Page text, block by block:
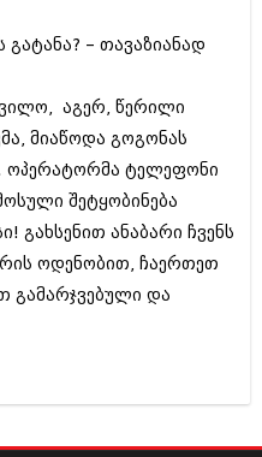
გატანა? – თავაზიანად
აგერ, წერილი
მიაწოდა გოგონას
ოპერატორმა ტელეფონი
შეტყობინება
გახსენით ანაბარი ჩვენს
ოდენობით, ჩაერთეთ
გამარჯვებული და